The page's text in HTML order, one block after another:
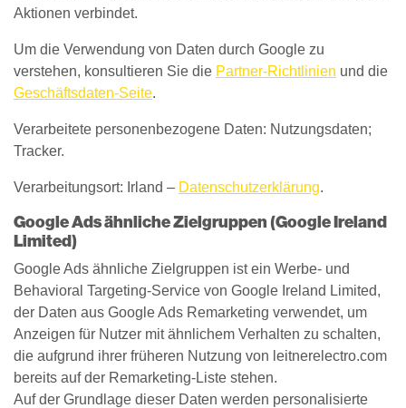
Aktionen verbindet.
Um die Verwendung von Daten durch Google zu
verstehen, konsultieren Sie die Partner-Richtlinien und die
Geschäftsdaten-Seite.
Verarbeitete personenbezogene Daten: Nutzungsdaten;
Tracker.
Verarbeitungsort: Irland – Datenschutzerklärung.
Google Ads ähnliche Zielgruppen (Google Ireland
Limited)
Google Ads ähnliche Zielgruppen ist ein Werbe- und
Behavioral Targeting-Service von Google Ireland Limited,
der Daten aus Google Ads Remarketing verwendet, um
Anzeigen für Nutzer mit ähnlichem Verhalten zu schalten,
die aufgrund ihrer früheren Nutzung von leitnerelectro.com
bereits auf der Remarketing-Liste stehen.
Auf der Grundlage dieser Daten werden personalisierte